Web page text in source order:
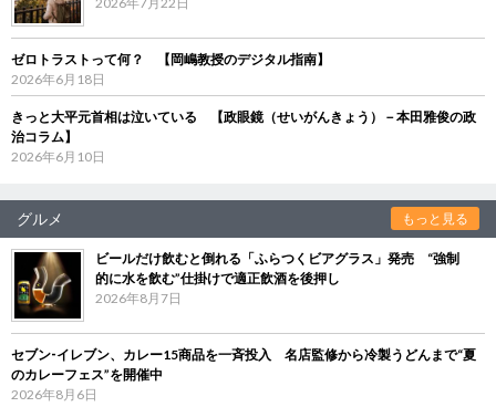
ゼロトラストって何？ 【岡嶋教授のデジタル指南】
2026年6月18日
きっと大平元首相は泣いている 【政眼鏡（せいがんきょう）－本田雅俊の政
治コラム】
2026年6月10日
グルメ もっと見る
ビールだけ飲むと倒れる「ふらつくビアグラス」発売 “強制
的に水を飲む”仕掛けで適正飲酒を後押し
2026年8月7日
セブン‐イレブン、カレー15商品を一斉投入 名店監修から冷製うどんまで“夏
のカレーフェス”を開催中
2026年8月6日